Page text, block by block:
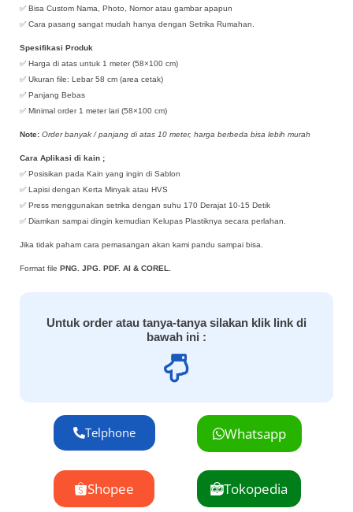
✅ Bisa Custom Nama, Photo, Nomor atau gambar apapun
✅ Cara pasang sangat mudah hanya dengan Setrika Rumahan.
Spesifikasi Produk
✅ Harga di atas untuk 1 meter (58×100 cm)
✅ Ukuran file: Lebar 58 cm (area cetak)
✅ Panjang Bebas
✅ Minimal order 1 meter lari (58×100 cm)
Note: Order banyak / panjang di atas 10 meter, harga berbeda bisa lebih murah
Cara Aplikasi di kain ;
✅ Posisikan pada Kain yang ingin di Sablon
✅ Lapisi dengan Kerta Minyak atau HVS
✅ Press menggunakan setrika dengan suhu 170 Derajat 10-15 Detik
✅ Diamkan sampai dingin kemudian Kelupas Plastiknya secara perlahan.
Jika tidak paham cara pemasangan akan kami pandu sampai bisa.
Format file PNG. JPG. PDF. AI & COREL.
Untuk order atau tanya-tanya silakan klik link di
bawah ini :
Telphone Whatsapp
Shopee Tokopedia